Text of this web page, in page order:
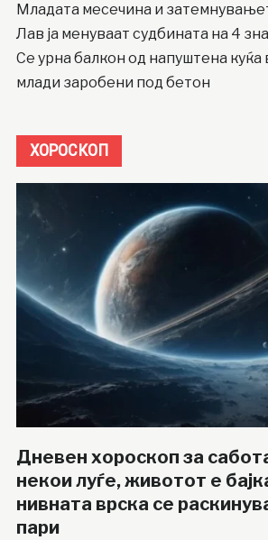
Младата месечина и
Лав ја менуваат судбината на 4
Се урна балкон од напуштена куќа
млади заробени под бетон
ХОРОСКОП
Дневен хороскоп за
некои луѓе, животот е
нивната врска се
пари